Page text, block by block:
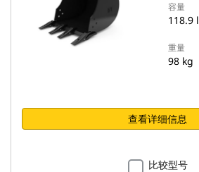
容量
118.9 l
重量
98 kg
查看详细信息
比较型号